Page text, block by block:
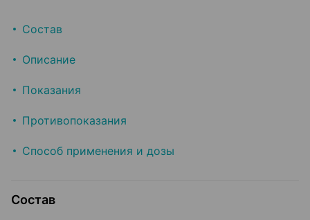
Состав
Описание
Показания
Противопоказания
Способ применения и дозы
Состав